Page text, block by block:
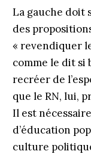
La gauche doit
des
« revendiquer
comme le dit si
recréer de
que le RN, lui,
Il est
d’éducation
culture